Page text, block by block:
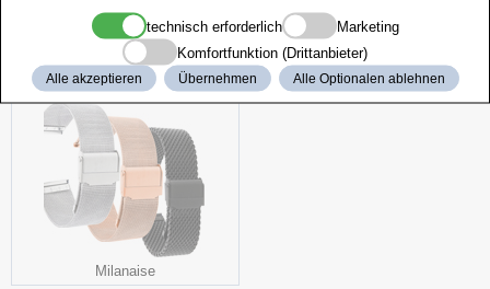
Polierscheiben Beizgerät
Milanaise
technisch erforderlich
Marketing
Komfortfunktion (Drittanbieter)
Alle akzeptieren Übernehmen Alle Optionalen ablehnen